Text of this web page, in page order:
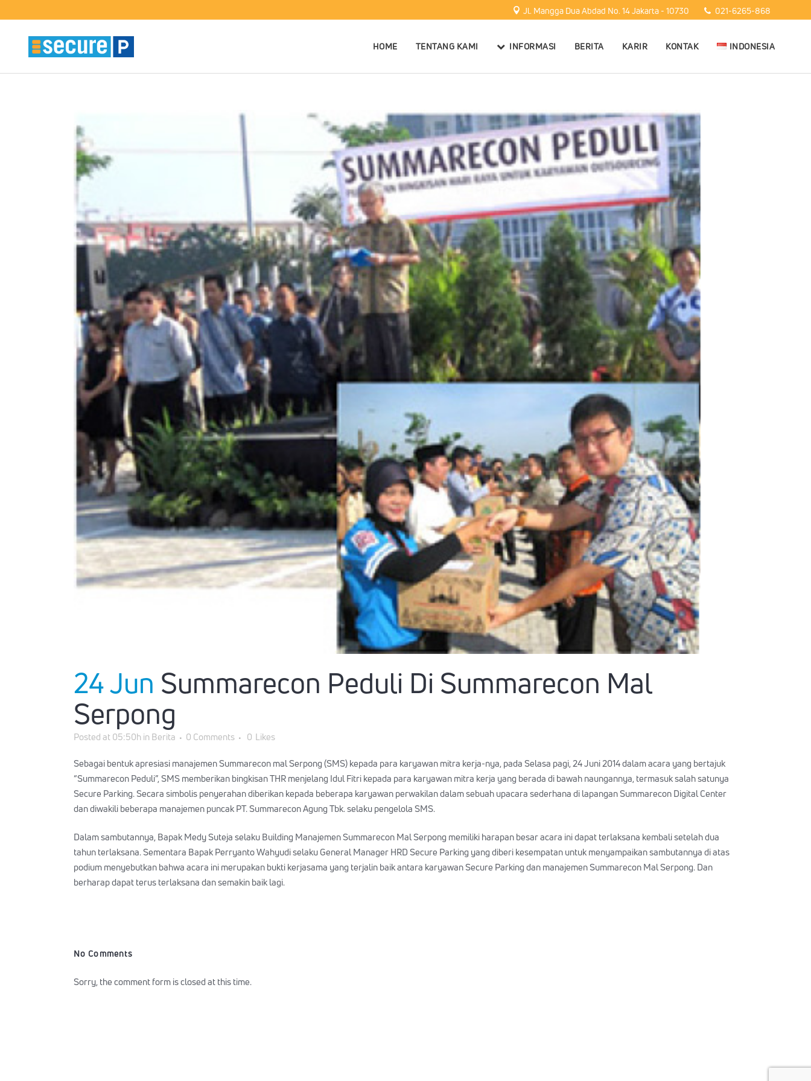
Jl. Mangga Dua Abdad No. 14 Jakarta - 10730 021-6265-868
HOME TENTANG KAMI INFORMASI BERITA KARIR KONTAK INDONESIA
24 Jun Summarecon Peduli Di Summarecon Mal
Serpong
Posted at 05:50hinBerita 0 Comments 0 Likes
Sebagai bentuk apresiasi manajemen Summarecon mal Serpong (SMS) kepada para karyawan mitra kerja-nya, pada Selasa pagi, 24 Juni 2014 dalam acara yang bertajuk
“Summarecon Peduli”, SMS memberikan bingkisan THR menjelang Idul Fitri kepada para karyawan mitra kerja yang berada di bawah naungannya, termasuk salah satunya
Secure Parking. Secara simbolis penyerahan diberikan kepada beberapa karyawan perwakilan dalam sebuah upacara sederhana di lapangan Summarecon Digital Center
dan diwakili beberapa manajemen puncak PT. Summarecon Agung Tbk. selaku pengelola SMS.
Dalam sambutannya, Bapak Medy Suteja selaku Building Manajemen Summarecon Mal Serpong memiliki harapan besar acara ini dapat terlaksana kembali setelah dua
tahun terlaksana. Sementara Bapak Perryanto Wahyudi selaku General Manager HRD Secure Parking yang diberi kesempatan untuk menyampaikan sambutannya di atas
podium menyebutkan bahwa acara ini merupakan bukti kerjasama yang terjalin baik antara karyawan Secure Parking dan manajemen Summarecon Mal Serpong. Dan
berharap dapat terus terlaksana dan semakin baik lagi.
No Comments
Sorry, the comment form is closed at this time.